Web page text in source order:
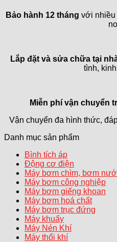
Bảo hành 12 tháng với nhiều
Lắp đặt và sửa chữa tại
tình,
Miễn phí vận chuyển
Vận chuyển đa hình thức,
Danh mục sản phẩm
Bình tích áp
Động cơ điện
Máy bơm chìm, bơm
Máy bơm công nghiệp
Máy bơm giếng khoan
Máy bơm hoá chất
Máy bơm trục đứng
Máy khuấy
Máy Nén Khí
Máy thổi khí